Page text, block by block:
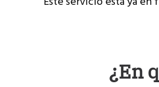
¿En